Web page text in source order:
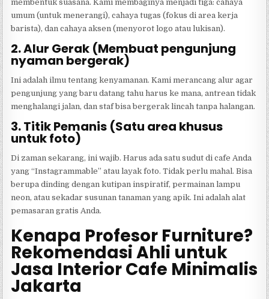
membentuk suasana. Kami membaginya menjadi tiga: cahaya
umum (untuk menerangi), cahaya tugas (fokus di area kerja
barista), dan cahaya aksen (menyorot logo atau lukisan).
2. Alur Gerak (Membuat pengunjung
nyaman bergerak)
Ini adalah ilmu tentang kenyamanan. Kami merancang alur agar
pengunjung yang baru datang tahu harus ke mana, antrean tidak
menghalangi jalan, dan staf bisa bergerak lincah tanpa halangan.
3. Titik Pemanis (Satu area khusus
untuk foto)
Di zaman sekarang, ini wajib. Harus ada satu sudut di cafe Anda
yang “Instagrammable” atau layak foto. Tidak perlu mahal. Bisa
berupa dinding dengan kutipan inspiratif, permainan lampu
neon, atau sekadar susunan tanaman yang apik. Ini adalah alat
pemasaran gratis Anda.
Kenapa Profesor Furniture?
Rekomendasi Ahli untuk
Jasa Interior Cafe Minimalis
Jakarta